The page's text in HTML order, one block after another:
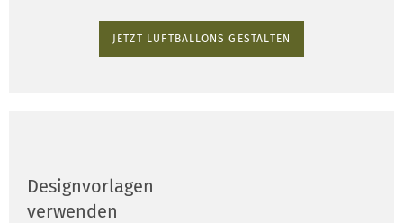
JETZT LUFTBALLONS GESTALTEN
Designvorlagen
verwenden